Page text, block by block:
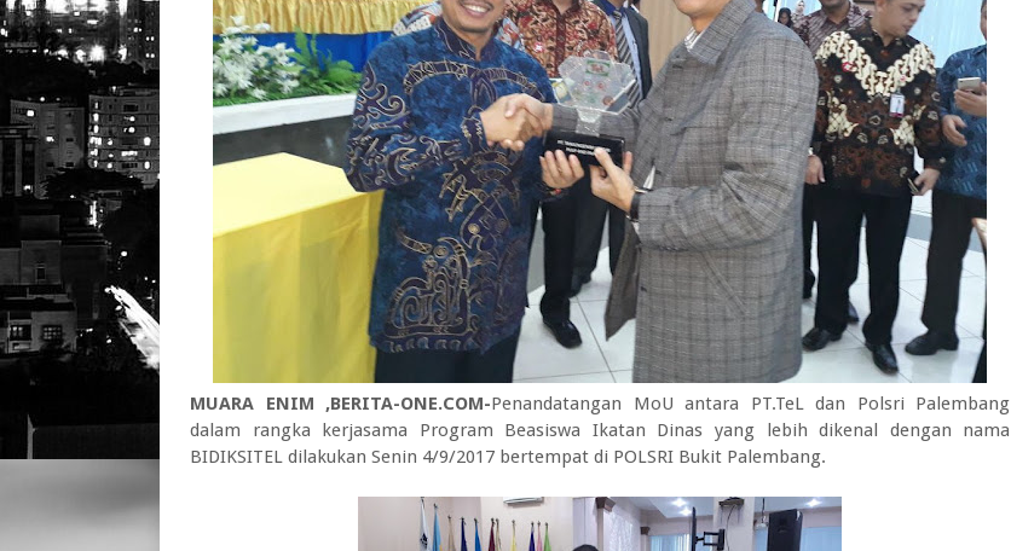
MUARA ENIM ,BERITA-ONE.COM-Penandatangan MoU antara PT.TeL dan Polsri Palembang
dalam rangka kerjasama Program Beasiswa Ikatan Dinas yang lebih dikenal dengan nama
BIDIKSITEL dilakukan Senin 4/9/2017 bertempat di POLSRI Bukit Palembang.